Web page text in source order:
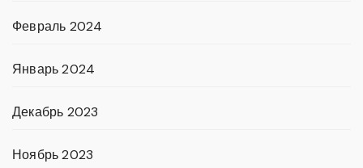
Февраль 2024
Январь 2024
Декабрь 2023
Ноябрь 2023